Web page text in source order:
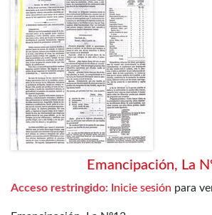
Emancipación, La
Acceso restringido: Inicie sesión para